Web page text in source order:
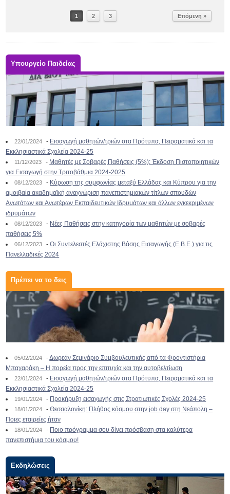
1 2 3 Επόμενη »
Υπουργείο Παιδείας
22/01/2024 - Εισαγωγή μαθητών/τριών στα Πρότυπα, Πειραματικά και τα
Εκκλησιαστικά Σχολεία 2024-25
11/12/2023 - Μαθητές με Σοβαρές Παθήσεις (5%): Έκδοση Πιστοποιητικών
για Εισαγωγή στην Τριτοβάθμια 2024-2025
08/12/2023 - Κύρωση της συμφωνίας μεταξύ Ελλάδας και Κύπρου για την
αμοιβαία ακαδημαϊκή αναγνώριση πανεπιστημιακών τίτλων σπουδών
Ανωτάτων και Ανωτέρων Εκπαιδευτικών Ιδρυμάτων και άλλων εγκεκριμένων
ιδρυμάτων
08/12/2023 - Νέες Παθήσεις στην κατηγορία των μαθητών με σοβαρές
παθήσεις 5%
06/12/2023 -Οι Συντελεστές Ελάχιστης Βάσης Εισαγωγής (Ε.Β.Ε.) για τις
Πανελλαδικές 2024
Πρέπει να το δεις
05/02/2024 -Δωρεάν Σεμινάριο Συμβουλευτικής από τα Φροντιστήρια
Μπαχαράκη – Η πορεία προς την επιτυχία και την αυτοβελτίωση
22/01/2024 - Εισαγωγή μαθητών/τριών στα Πρότυπα, Πειραματικά και τα
Εκκλησιαστικά Σχολεία 2024-25
19/01/2024 - Προκήρυξη εισαγωγής στις Στρατιωτικές Σχολές 2024-25
18/01/2024 -Θεσσαλονίκη: Πλήθος κόσμου στην job day στη Νεάπολη –
Ποιες εταιρείες ήταν
18/01/2024 - Ποιο πρόγραμμα σου δίνει πρόσβαση στα καλύτερα
πανεπιστήμια του κόσμου!
Εκδηλώσεις